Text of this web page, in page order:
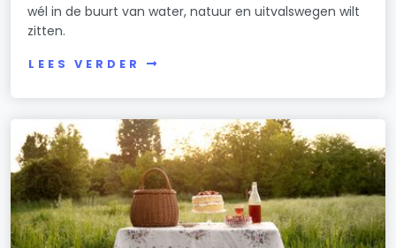
wél in de buurt van water, natuur en uitvalswegen wilt
zitten.
LEES VERDER